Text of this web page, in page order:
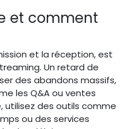
et comment
et la réception, est
Un retard de
des abandons massifs,
les Q&A ou ventes
utilisez des outils comme
ou des services